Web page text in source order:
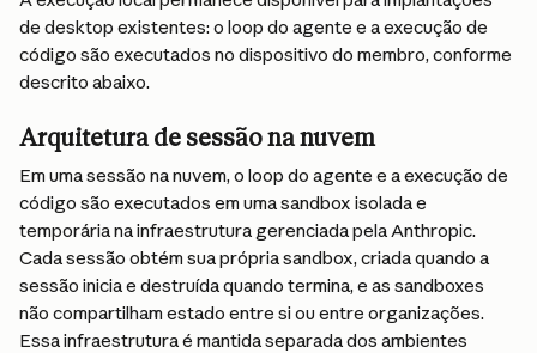
de desktop existentes: o loop do agente e a execução de
código são executados no dispositivo do membro, conforme
descrito abaixo.
Arquitetura de sessão na nuvem
Em uma sessão na nuvem, o loop do agente e a execução de
código são executados em uma sandbox isolada e
temporária na infraestrutura gerenciada pela Anthropic.
Cada sessão obtém sua própria sandbox, criada quando a
sessão inicia e destruída quando termina, e as sandboxes
não compartilham estado entre si ou entre organizações.
Essa infraestrutura é mantida separada dos ambientes